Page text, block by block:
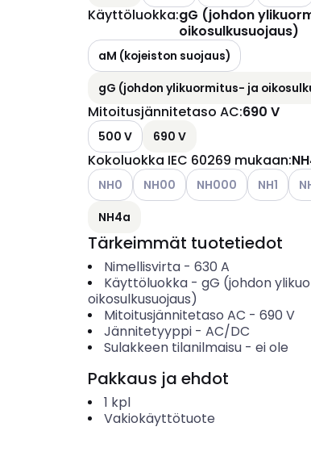
Käyttöluokka:gG (johdon
oikosulkusuojaus)
aM (kojeiston suojaus)
gG (johdon ylikuormitus- ja
Mitoitusjännitetaso AC:690 V
500 V 690 V
Kokoluokka IEC 60269 mukaan:
Katso käytettävissä olevat vaihtoehdot
NH0 Katso käytettävissä olevat
NH00 Katso käytettävissä
NH000 Katso
NH1
NH4a
Tärkeimmät tuotetiedot
Nimellisvirta- 630 A
Käyttöluokka- gG (johdon
oikosulkusuojaus)
Mitoitusjännitetaso AC - 690 V
Jännitetyyppi- AC/DC
Sulakkeen tilanilmaisu- ei ole
Pakkaus ja ehdot
1 kpl
Vakiokäyttötuote